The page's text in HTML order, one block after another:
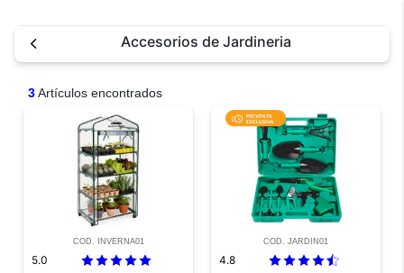
Accesorios de Jardineria
3Artículos encontrados
COD. INVERNA01
5.0
COD. JARDIN01
4.8